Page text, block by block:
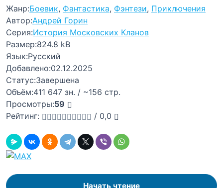
Жанр:Боевик, Фантастика, Фэнтези, Приключения
Автор:Андрей Горин
Серия:История Московских Кланов
Размер:824.8 kB
Язык:Русский
Добавлено:02.12.2025
Статус:Завершена
Объём:411 647 зн. / ~156 стр.
Просмотры:59
Рейтинг:
/ 0,0
Начать чтение